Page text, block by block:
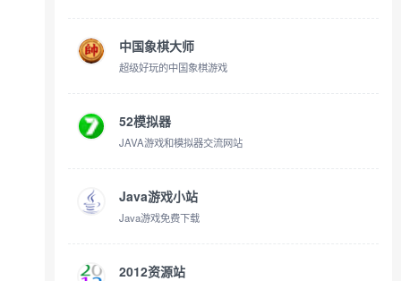
中国象棋大师
超级好玩的中国象棋游戏
52模拟器
JAVA游戏和模拟器交流网站
Java游戏小站
Java游戏免费下载
2012资源站